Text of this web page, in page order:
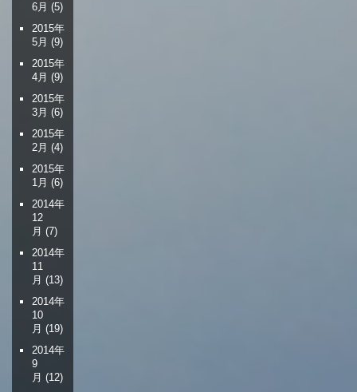
6月 (5)
2015年
5月 (9)
2015年
4月 (9)
2015年
3月 (6)
2015年
2月 (4)
2015年
1月 (6)
2014年
12
月 (7)
2014年
11
月 (13)
2014年
10
月 (19)
2014年
9
月 (12)